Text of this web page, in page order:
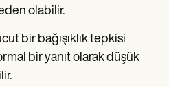
olabilir.
bir bağışıklık tepkisi
bir yanıt olarak düşük